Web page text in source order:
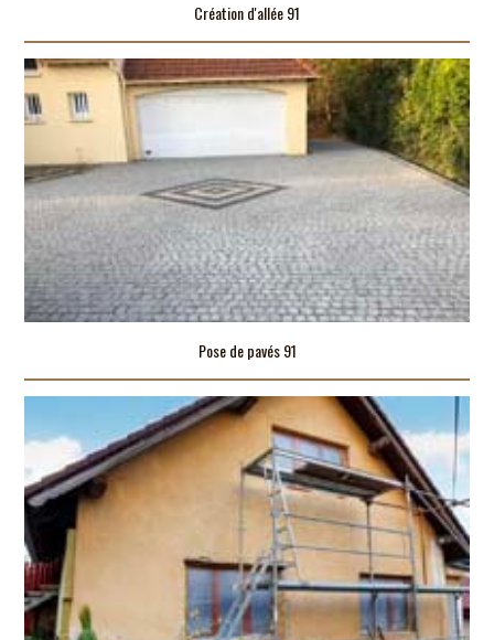
Création d'allée 91
Pose de pavés 91